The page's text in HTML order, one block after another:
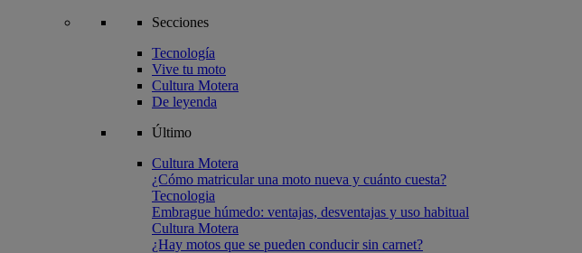
Secciones
Tecnología
Vive tu moto
Cultura Motera
De leyenda
Último
Cultura Motera
¿Cómo matricular una moto nueva y cuánto cuesta?
Tecnologia
Embrague húmedo: ventajas, desventajas y uso habitual
Cultura Motera
¿Hay motos que se pueden conducir sin carnet?